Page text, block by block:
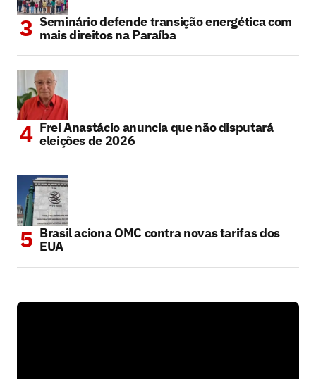
Seminário defende transição energética com
mais direitos na Paraíba
Frei Anastácio anuncia que não disputará
eleições de 2026
Brasil aciona OMC contra novas tarifas dos
EUA